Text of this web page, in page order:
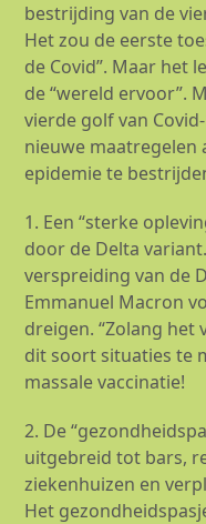
bestrijding van de
Het zou de eerste
de Covid”. Maar het
de “wereld ervoor”.
vierde golf van
nieuwe maatregelen
epidemie te
1. Een “sterke
door de Delta
verspreiding van de
Emmanuel Macron
dreigen. “Zolang het
dit soort situaties te
massale vaccinatie!
2. De
uitgebreid tot bars,
ziekenhuizen en
Het